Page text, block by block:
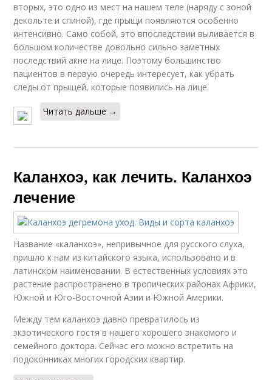
вторых, это одно из мест на нашем теле (наряду с зоной
декольте и спиной), где прыщи появляются особенно
интенсивно. Само собой, это впоследствии выливается в
большом количестве довольно сильно заметных
последствий акне на лице. Поэтому большинство
пациентов в первую очередь интересует, как убрать
следы от прыщей, которые появились на лице.
Читать дальше →
Каланхоэ, как лечить. Каланхоэ
лечение
Название «каланхоэ», непривычное для русского слуха,
пришло к нам из китайского языка, использовано и в
латинском наименовании. В естественных условиях это
растение распространено в тропических районах Африки,
Южной и Юго-Восточной Азии и Южной Америки.
Между тем каланхоэ давно превратилось из
экзотического гостя в нашего хорошего знакомого и
семейного доктора. Сейчас его можно встретить на
подоконниках многих городских квартир.